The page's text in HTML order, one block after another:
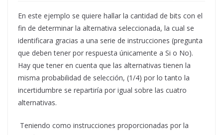
En este ejemplo se quiere hallar la cantidad de bits con el
fin de determinar la alternativa seleccionada, la cual se
identificara gracias a una serie de instrucciones (pregunta
que deben tener por respuesta únicamente a Si o No).
Hay que tener en cuenta que las alternativas tienen la
misma probabilidad de selección, (1/4) por lo tanto la
incertidumbre se repartiría por igual sobre las cuatro
alternativas.
Teniendo como instrucciones proporcionadas por la